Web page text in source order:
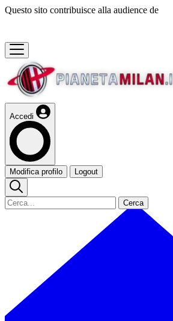
Questo sito contribuisce alla audience de
Accedi
Modifica profilo Logout
Cerca